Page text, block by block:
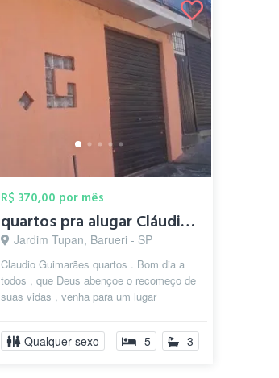
R$ 370,00 por mês
quartos pra alugar Cláudio Guimarães
Jardim Tupan, Barueri - SP
Claudio Guimarães quartos . Bom dia a
todos , que Deus abençoe o recomeço de
suas vidas , venha para um lugar
...
Qualquer sexo 5 3